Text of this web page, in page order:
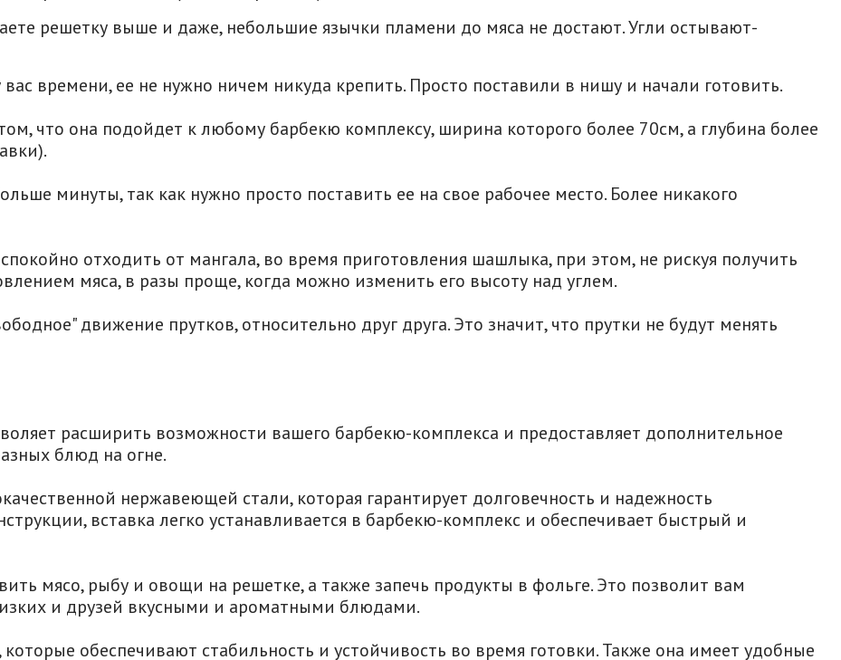
решетку выше и даже, небольшие язычки пламени до мяса не достают. Угли остывают-
времени, ее не нужно ничем никуда крепить. Просто поставили в нишу и начали готовить.
что она подойдет к любому барбекю комплексу, ширина которого более 70см, а глубина более
минуты, так как нужно просто поставить ее на свое рабочее место. Более никакого
отходить от мангала, во время приготовления шашлыка, при этом, не рискуя получить
мяса, в разы проще, когда можно изменить его высоту над углем.
движение прутков, относительно друг друга. Это значит, что прутки не будут менять
расширить возможности вашего барбекю-комплекса и предоставляет дополнительное
блюд на огне.
нержавеющей стали, которая гарантирует долговечность и надежность
вставка легко устанавливается в барбекю-комплекс и обеспечивает быстрый и
мясо, рыбу и овощи на решетке, а также запечь продукты в фольге. Это позволит вам
и друзей вкусными и ароматными блюдами.
обеспечивают стабильность и устойчивость во время готовки. Также она имеет удобные